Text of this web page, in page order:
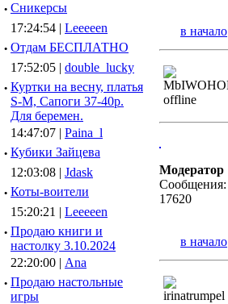
· Сникерсы
17:24:54 | Leeeeen
· Отдам БЕСПЛАТНО
17:52:05 | double_lucky
· Куртки на весну, платья
S-M, Сапоги 37-40р.
Для беремен.
14:47:07 | Paina_l
· Кубики Зайцева
12:03:08 | Jdask
· Коты-воители
15:20:21 | Leeeeen
· Продаю книги и
настолку 3.10.2024
22:20:00 | Ana
· Продаю настольные
игры
в начало
Модератор
Сообщения:
17620
в начало